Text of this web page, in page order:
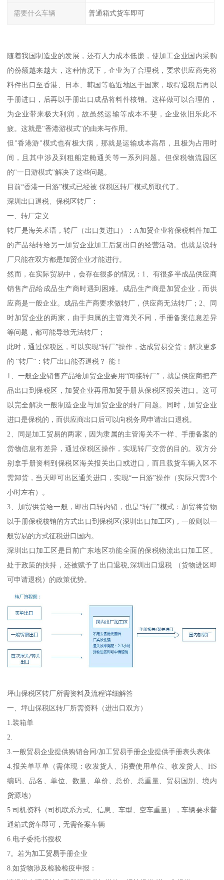
需要什么车辆 普通箱式货车即可
随着我国制造业的发展，还有人力成本低廉，使加工企业国内采购
的份额越来越大，这种情况下，企业为了合理税，要求供应商先将
料件出口至香港、日本、韩国等临近地区于国家，取得退税后再以
手册进口，后再以手册出口成品将料件核销。这样做可以合理的，
为企业带来极大利润，故虽然运输等成本不斐，企业依旧乐此不
疲。这就是"香港游模式"的由来与作用。
但"香港游"模式也有极大病，那就是运输成本高昂，且极为占用时
间，且其中涉及到租船定舱通关等一系列问题。但保税物流园区
的"一日游模式"解决了这些问题。
目前“香港一日游”模式已经被 保税区转厂模式所取代了。
深圳出口退税、保税区转厂：
一、转厂定义
转厂是海关术语，转厂（出口复进口）：A加贸企业将保税料件加工
的产品结转给另一加贸企业加工后复出口的经营活动。也就是说转
厂只能在双方都是加贸企业才能进行。
然而，在实际贸易中，会存在很多的情况：1、有很多半成品供应商
销售产品给成品生产商时遇到困难。成品生产商是加贸企业，而供
应商是一般企业。成品生产商要求做转厂，供应商无法转厂；2、同
时加贸企业的两家，由于归属的主管海关不同，手册备案信息差异
等问题，都可能导致无法转厂；
此时，通过保税区，可以实现“转厂”操作，达成贸易交货；解决更多
的 “转厂”：转厂出口能否退税？-能！
1、一般企业销售产品给加贸企业要用“间接转厂”，就是供应商把产
品出口到保税区，加贸企业再用加贸手册从保税区报关进口。这可
以完全解决一般制造企业与加贸企业的转厂问题。同时，加贸企业
进口是保税的，而供应商出口后可以向税务局申请出口退税。
2、同是加工贸易的两家，因为隶属的主管海关不一样、手册备案的
货物信息有差异，通过保税区操作，实现转厂交货的目的。双方分
别拿手册资料到保税区海关报关出口或进口，而且载货车辆入区不
需卸货，当天即可出区通关进口，实现“一日游”操作（实际只需3个
小时左右）。
3、加贸供货给一般，即出口转内销，也是“转厂”模式：加贸将货物
以手册保税核销的方式出口到保税区(深圳出口加工区)，一般则以一
般贸易的方式征税进口国内。
深圳出口加工区是目前广东地区功能全面的保税物流出口加工区。
处于政策的扶持，还被赋予了出口退税,深圳出口退税 （货物进区即
可申请退税）的政策优势。
坪山保税区转厂所需资料及流程详细解答
一、坪山保税区转厂所需资料（进出口双方）
1.装箱单
2.
3.一般贸易企业提供购销合同/加工贸易手册企业提供手册表头表体
4.报关单草单（需体现：收发货人、消费使用单位、收发货人、HS
编码、品名、单位、数量、单价、总价、总重量、贸易国别、境内
货源地）
5.司机资料（司机联系方式、信息、车型、空车重量），车辆要求普
通箱式货车即可，无需备案车辆
6.电子委托书授权
7。若为加工贸易手册企业
8.如货物涉及检验检疫申报：